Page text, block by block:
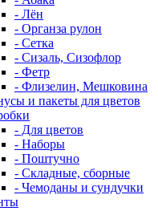
- Лён
- Органза рулон
- Сетка
- Сизаль, Сизофлор
- Фетр
- Флизелин, Мешковина
и пакеты для цветов
- Для цветов
- Наборы
- Поштучно
- Складные, сборные
- Чемоданы и сундучки